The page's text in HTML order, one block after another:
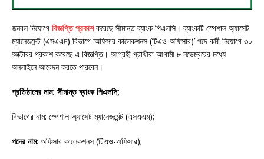
জনবল নিয়োগে বিজ্ঞপ্তি প্রকাশকরেছে সীমান্ত ব্যাংক পিএলসি। ব্যাংকটি স্পেশাল অ্যাসেট
ম্যানেজমেন্ট (এসএএম) বিভাগে ‘অফিসার কালেকশনস (টিএও-অফিসার)’ পদে কর্মী নিয়োগে ৩০
অক্টোবর প্রকাশ করেছে এ বিজ্ঞপ্তি। আগ্রহী প্রার্থীরা আগামী ৮ নভেম্বরের মধ্যে
অনলাইনে আবেদন করতে পারবেন।
প্রতিষ্ঠানের নাম: সীমান্ত ব্যাংক পিএলসি;
বিভাগের নাম: স্পেশাল অ্যাসেট ম্যানেজমেন্ট (এসএএম);
পদের নাম: অফিসার কালেকশনস (টিএও-অফিসার);